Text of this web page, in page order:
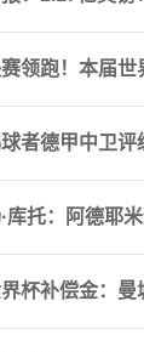
领跑！本届
者德甲中卫
库托：阿德耶
杯补偿金：曼